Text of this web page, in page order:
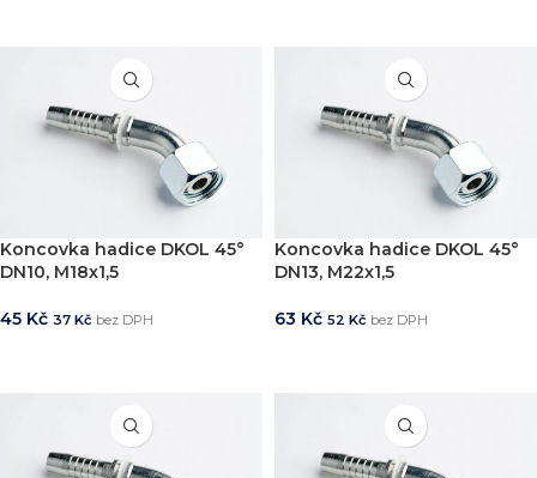
Koncovka hadice DKOL 45°
DN10, M18x1,5
45 Kč 37 Kč bez DPH
Koncovka hadice DKOL 45°
DN13, M22x1,5
63 Kč 52 Kč bez DPH